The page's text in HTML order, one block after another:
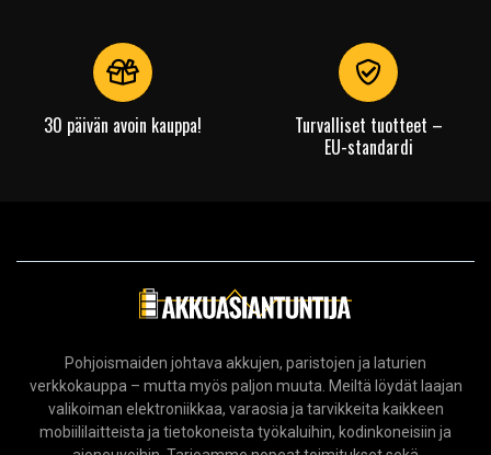
30 päivän avoin kauppa!
Turvalliset tuotteet –
EU-standardi
Pohjoismaiden johtava akkujen, paristojen ja laturien
verkkokauppa – mutta myös paljon muuta. Meiltä löydät laajan
valikoiman elektroniikkaa, varaosia ja tarvikkeita kaikkeen
mobiililaitteista ja tietokoneista työkaluihin, kodinkoneisiin ja